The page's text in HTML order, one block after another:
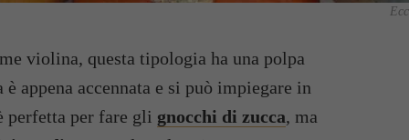
violina, questa tipologia ha una polpa
appena accennata e si può impiegare in
perfetta per fare gli gnocchi di zucca, ma